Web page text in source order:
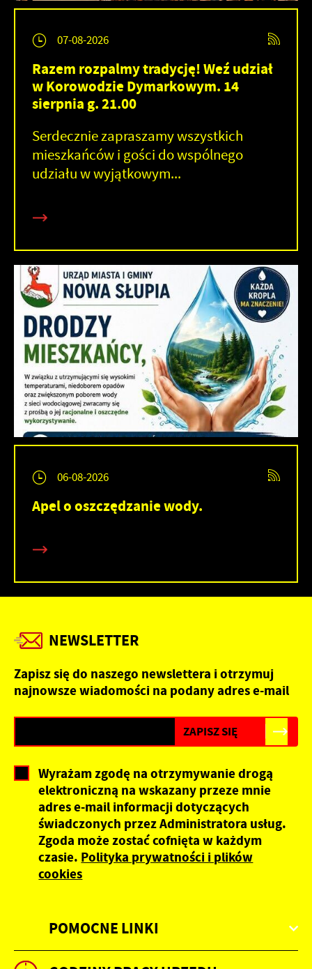
07-08-2026
Razem rozpalmy tradycję! Weź udział
w Korowodzie Dymarkowym. 14
sierpnia g. 21.00
Serdecznie zapraszamy wszystkich
mieszkańców i gości do wspólnego
udziału w wyjątkowym...
06-08-2026
Apel o oszczędzanie wody.
POMOCNE LINKI
NEWSLETTER
Zapisz się do naszego newslettera i otrzymuj
najnowsze wiadomości na podany adres e-mail
Wyrażam zgodę na otrzymywanie drogą
elektroniczną na wskazany przeze mnie
adres e-mail informacji dotyczących
świadczonych przez Administratora usług.
Zgoda może zostać cofnięta w każdym
czasie. Polityka prywatności i plików
cookies